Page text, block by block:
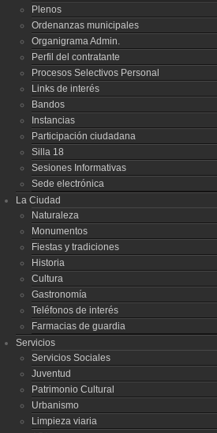
Plenos
Ordenanzas municipales
Organigrama Admin.
Perfil del contratante
Procesos Selectivos Personal
Links de interés
Bandos
Instancias
Participación ciudadana
Silla 18
Sesiones Informativas
Sede electrónica
La Ciudad
Naturaleza
Monumentos
Fiestas y tradiciones
Historia
Cultura
Gastronomía
Teléfonos de interés
Farmacias de guardia
Servicios
Servicios Sociales
Juventud
Patrimonio Cultural
Urbanismo
Limpieza viaria